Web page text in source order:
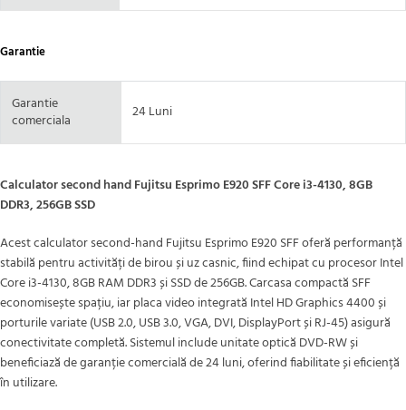
Garantie
Garantie
comerciala
24 Luni
Calculator second hand Fujitsu Esprimo E920 SFF Core i3-4130, 8GB
DDR3, 256GB SSD
Acest calculator second-hand Fujitsu Esprimo E920 SFF oferă performanță
stabilă pentru activități de birou și uz casnic, fiind echipat cu procesor Intel
Core i3-4130, 8GB RAM DDR3 și SSD de 256GB. Carcasa compactă SFF
economisește spațiu, iar placa video integrată Intel HD Graphics 4400 și
porturile variate (USB 2.0, USB 3.0, VGA, DVI, DisplayPort și RJ-45) asigură
conectivitate completă. Sistemul include unitate optică DVD-RW și
beneficiază de garanție comercială de 24 luni, oferind fiabilitate și eficiență
în utilizare.